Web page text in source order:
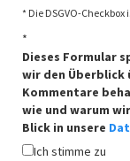
* Die DSGVO-
*
Dieses Formular
wir den Überblick
Kommentare
wie und warum
Blick in unsere
Ich stimme zu